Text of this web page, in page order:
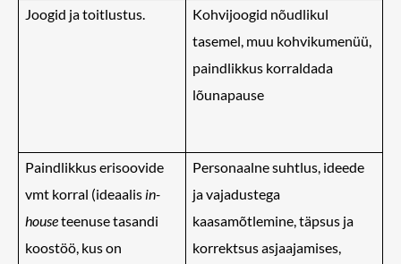
Joogid ja toitlustus.
Kohvijoogid nõudlikul
tasemel, muu kohvikumenüü,
paindlikkus korraldada
lõunapause
Paindlikkus erisoovide
vmt korral (ideaalis in-
houseteenuse tasandi
koostöö, kus on
Personaalne suhtlus, ideede
ja vajadustega
kaasamõtlemine, täpsus ja
korrektsus asjaajamises,